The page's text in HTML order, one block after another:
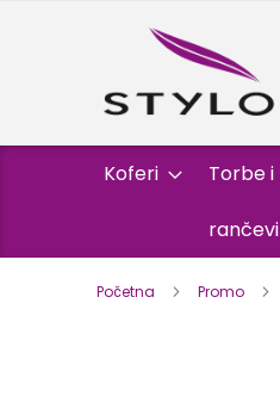
Koferi Torbe i
rančevi
Početna Promo